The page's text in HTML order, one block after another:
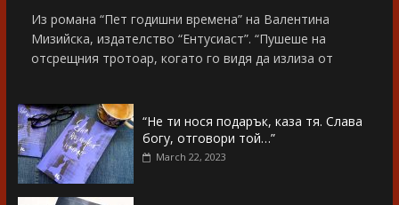
Из романа “Пет годишни времена” на Валентина
Мизийска, издателство “Ентусиаст”. “Пушеше на
отсрещния тротоар, когато го видя да излиза от
“Не ти нося подарък, каза тя. Слава
богу, отговори той…”
March 22, 2023